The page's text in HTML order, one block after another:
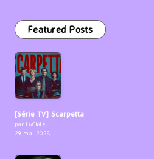
Featured Posts
[Série TV] Scarpetta
par LuCioLe
29 mai 2026